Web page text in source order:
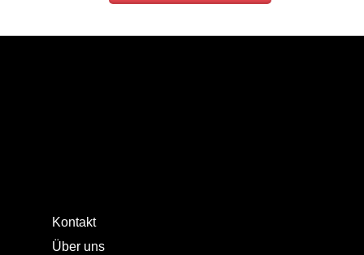
Kontakt
Über uns